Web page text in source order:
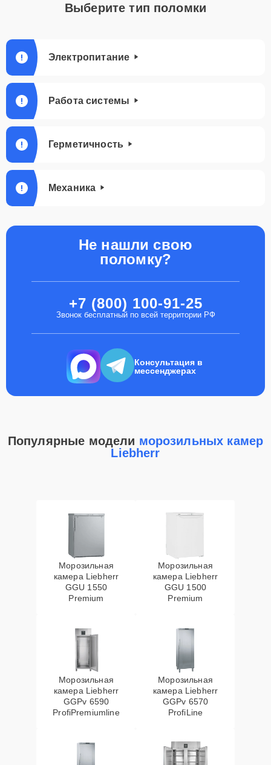
Выберите тип поломки
Электропитание
Работа системы
Герметичность
Механика
Не нашли свою
поломку?
+7 (800) 100-91-25
Звонок бесплатный по всей территории РФ
Консультация в
мессенджерах
Популярные модели морозильных камер
Liebherr
Морозильная
камера Liebherr
GGU 1550
Premium
Морозильная
камера Liebherr
GGU 1500
Premium
Морозильная
камера Liebherr
GGPv 6590
ProfiPremiumline
Морозильная
камера Liebherr
GGPv 6570
ProfiLine